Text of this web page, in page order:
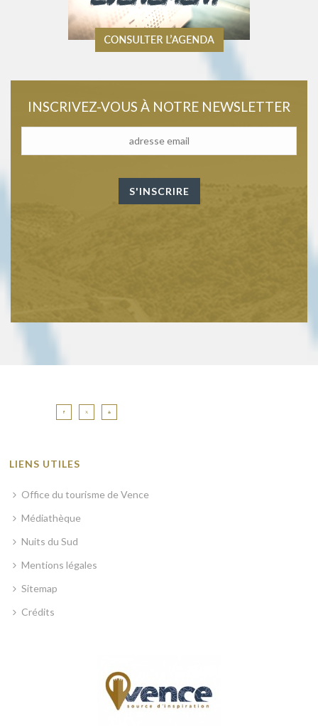
INSCRIVEZ-VOUS À NOTRE NEWSLETTER
LIENS UTILES
Office du tourisme de Vence
Médiathèque
Nuits du Sud
Mentions légales
Sitemap
Crédits